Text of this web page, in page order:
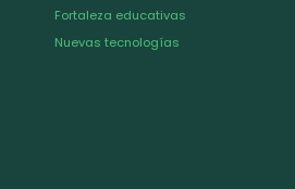
Fortaleza educativas
Nuevas tecnologías